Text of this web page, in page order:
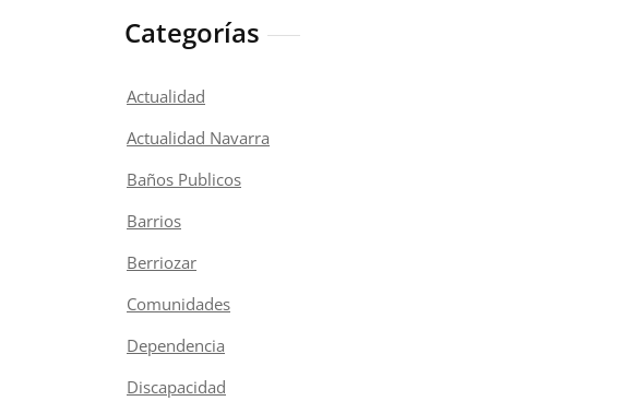
Categorías
Actualidad
Actualidad Navarra
Baños Publicos
Barrios
Berriozar
Comunidades
Dependencia
Discapacidad